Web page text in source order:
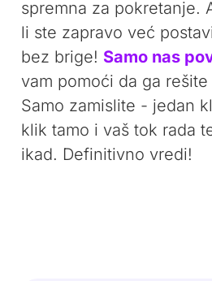
spremna za pokretanje.
li ste zapravo već
bez brige! Samo nas
vam pomoći da ga
Samo zamislite - jedan
klik tamo i vaš tok rada
ikad. Definitivno vredi!